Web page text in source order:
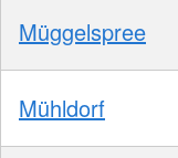
Müggelspree
Mühldorf